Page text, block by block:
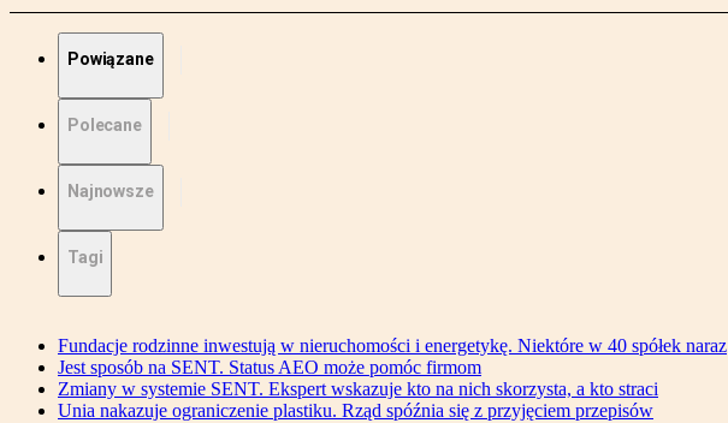
Powiązane
Polecane
Najnowsze
Tagi
Fundacje rodzinne inwestują w nieruchomości i energetykę. Niektóre w 40 spółek naraz
Jest sposób na SENT. Status AEO może pomóc firmom
Zmiany w systemie SENT. Ekspert wskazuje kto na nich skorzysta, a kto straci
Unia nakazuje ograniczenie plastiku. Rząd spóźnia się z przyjęciem przepisów